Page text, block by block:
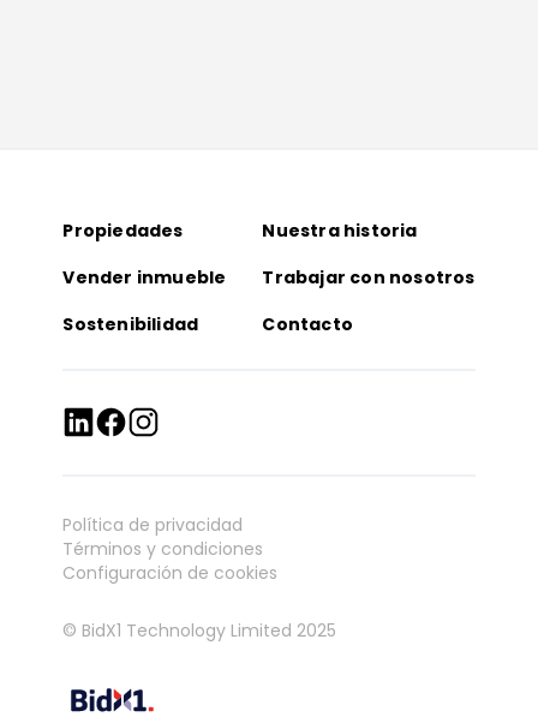
Propiedades
Nuestra historia
Vender inmueble
Trabajar con nosotros
Sostenibilidad
Contacto
Política de privacidad
Términos y condiciones
Configuración de cookies
© BidX1 Technology Limited 2025